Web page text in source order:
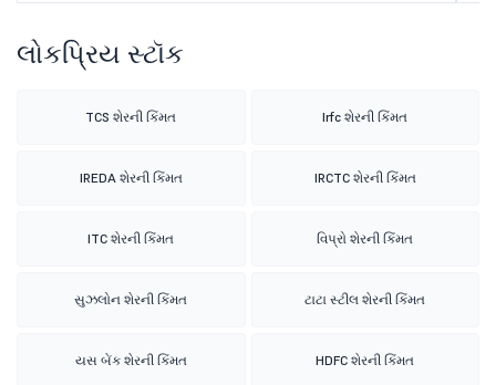
લોકપ્રિય સ્ટૉક
TCS શેરની કિંમત Irfc શેરની કિંમત
IREDA શેરની કિંમત IRCTC શેરની કિંમત
ITC શેરની કિંમત વિપ્રો શેરની કિંમત
સુઝલોન શેરની કિંમત ટાટા સ્ટીલ શેરની કિંમત
યસ બેંક શેરની કિંમત HDFC શેરની કિંમત